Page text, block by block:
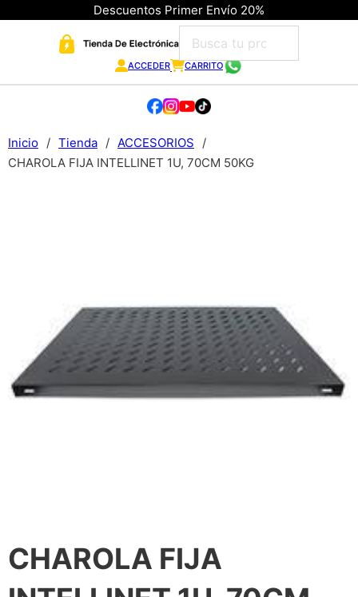
Descuentos Primer Envío 20%
ACCEDER CARRITO
Inicio / Tienda / ACCESORIOS
/
CHAROLA FIJA INTELLINET 1U, 70CM 50KG
CHAROLA FIJA